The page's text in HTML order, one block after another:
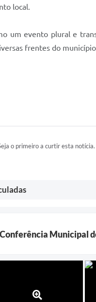
local.
um evento plural e
frentes do
o primeiro a curtir esta notícia.
Municipal